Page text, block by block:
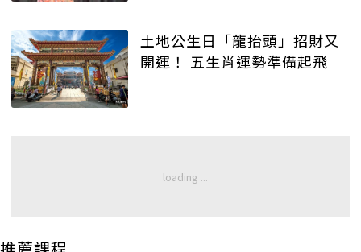
土地公生日「龍抬頭」招財又
開運！ 五生肖運勢準備起飛